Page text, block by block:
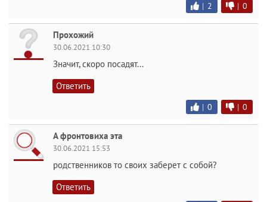
| 2 | 0
Прохожий
30.06.2021 10:30
Значит, скоро посадят...
Ответить
| 0 | 0
А фронтовиха эта
30.06.2021 15:53
родственников то своих заберет с собой?
Ответить